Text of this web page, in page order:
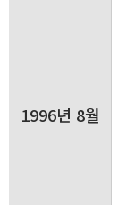
1996년 8월